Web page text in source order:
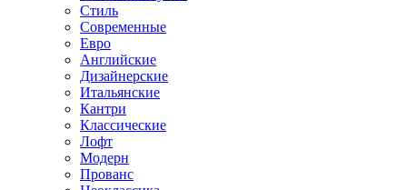
Стиль
Современные
Евро
Английские
Дизайнерские
Итальянские
Кантри
Классические
Лофт
Модерн
Прованс